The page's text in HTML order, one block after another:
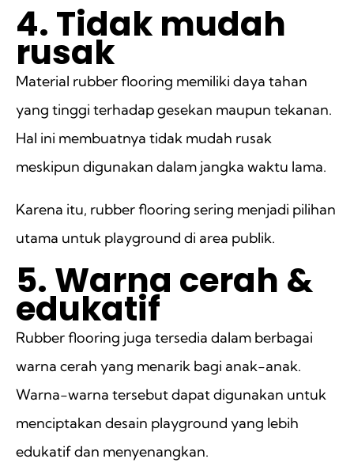
4. Tidak mudah
rusak
Material rubber flooring memiliki daya tahan
yang tinggi terhadap gesekan maupun tekanan.
Hal ini membuatnya tidak mudah rusak
meskipun digunakan dalam jangka waktu lama.
Karena itu, rubber flooring sering menjadi pilihan
utama untuk playground di area publik.
5. Warna cerah &
edukatif
Rubber flooring juga tersedia dalam berbagai
warna cerah yang menarik bagi anak-anak.
Warna-warna tersebut dapat digunakan untuk
menciptakan desain playground yang lebih
edukatif dan menyenangkan.